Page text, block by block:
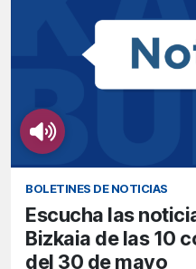
BOLETINES DE NOTICIAS
Escucha las
Bizkaia de las 10
del 30 de mayo